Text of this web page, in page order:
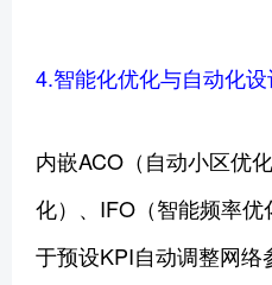
4.智能化优化与自动化
内嵌ACO（自动小区优
化）、IFO（智能频率
于预设KPI自动调整网